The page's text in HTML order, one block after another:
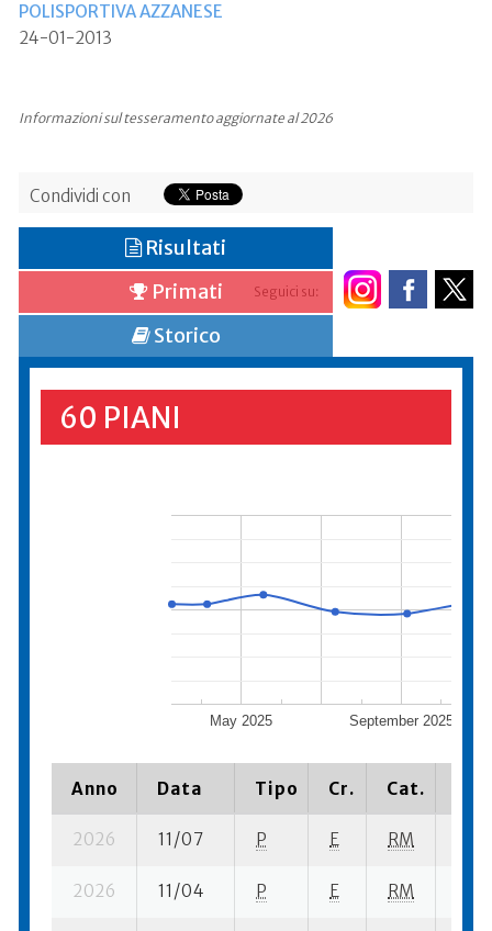
POLISPORTIVA AZZANESE
24-01-2013
Informazioni sul tesseramento aggiornate al 2026
Condividi con
Seguici su:
Risultati
Primati
Storico
60 PIANI
May 2025 September 2025
Anno Data Tipo Cr. Cat.
2026 11/07 P E RM
2026 11/04 P E RM